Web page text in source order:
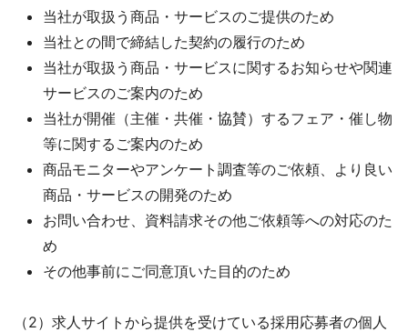
当社が取扱う商品・サービスのご提供のため
当社との間で締結した契約の履行のため
当社が取扱う商品・サービスに関するお知らせや関連
サービスのご案内のため
当社が開催（主催・共催・協賛）するフェア・催し物
等に関するご案内のため
商品モニターやアンケート調査等のご依頼、より良い
商品・サービスの開発のため
お問い合わせ、資料請求その他ご依頼等への対応のた
め
その他事前にご同意頂いた目的のため
（2）求人サイトから提供を受けている採用応募者の個人